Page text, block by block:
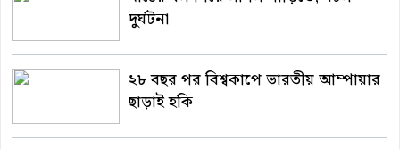
দুর্ঘটনা
২৮ বছর পর বিশ্বকাপে ভারতীয় আম্পায়ার
ছাড়াই হকি